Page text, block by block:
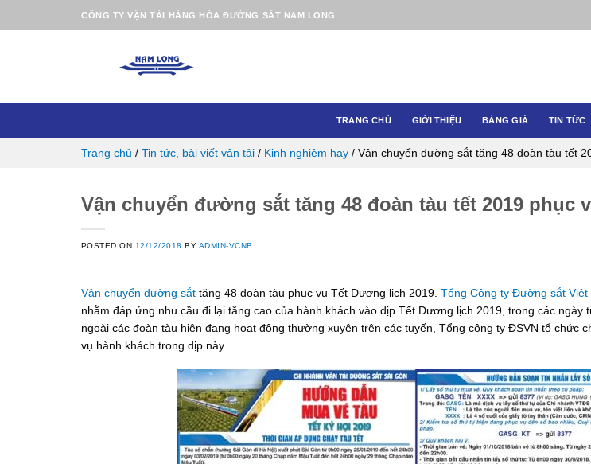
CÔNG TY VẬN TẢI HÀNG HÓA ĐƯỜNG SẮT NAM LONG
TRANG CHỦ GIỚI THIỆU BẢNG GIÁ TIN TỨC
Trang chủ / Tin tức, bài viết vận tải / Kinh nghiệm hay / Vận chuyển đường sắt tăng 48 đoàn tàu tết
Vận chuyển đường sắt tăng 48 đoàn tàu tết 2019 phục
POSTED ON 12/12/2018 BY ADMIN-VCNB
Vận chuyển đường sắt tăng 48 đoàn tàu phục vụ Tết Dương lịch 2019. Tổng Công ty Đường sắt Việt
nhằm đáp ứng nhu cầu đi lại tăng cao của hành khách vào dịp Tết Dương lịch 2019, trong các ngày
ngoài các đoàn tàu hiện đang hoạt động thường xuyên trên các tuyến, Tổng công ty ĐSVN tổ chức
vụ hành khách trong dịp này.